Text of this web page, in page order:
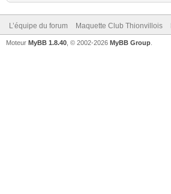
L’équipe du forum Maquette Club Thionvillois
Moteur MyBB 1.8.40 , © 2002-2026 MyBB Group